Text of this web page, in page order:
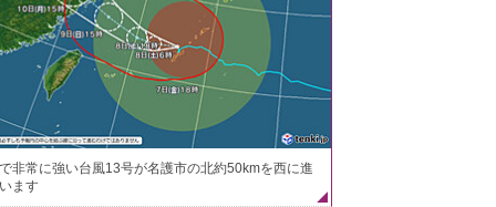
非常に強い台風13号が名護市の北約50kmを西に進
ます